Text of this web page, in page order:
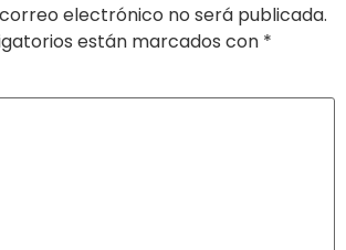
electrónico no será publicada.
están marcados con *